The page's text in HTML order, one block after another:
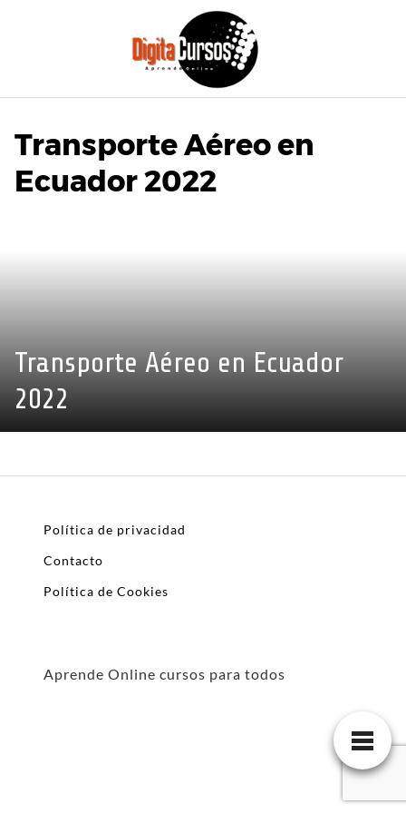
Transporte Aéreo en
Ecuador 2022
Transporte Aéreo en Ecuador
2022
Política de privacidad
Contacto
Política de Cookies
Aprende Online cursos para todos